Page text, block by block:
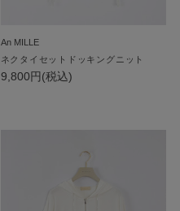
An MILLE
ネクタイセットドッキングニット
9,800円(税込)